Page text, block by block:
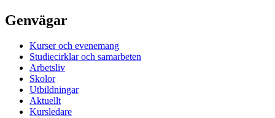
Genvägar
Kurser och evenemang
Studiecirklar och samarbeten
Arbetsliv
Skolor
Utbildningar
Aktuellt
Kursledare